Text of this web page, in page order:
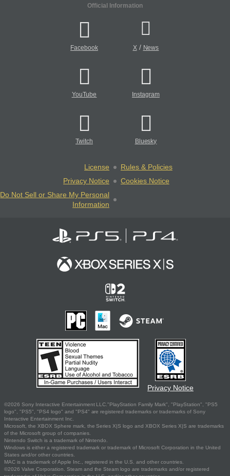
Official Information
Facebook X/ News
YouTube Instagram
Twitch Bluesky
License
Rules & Policies
Privacy Notice
Cookies Notice
Do Not Sell or Share My Personal
Information
Privacy Notice
©2026 Sony Interactive Entertainment LLC."PlayStation Family Mark", "PlayStation", "PS5
logo", "PS5", "PS4 logo" and "PS4" are registered trademarks or trademarks of Sony
Interactive Entertainment Inc.
Microsoft, the XBOX Sphere mark, the Series X|S logo and XBOX Series X|S are trademarks
of the Microsoft group of companies.
Nintendo Switch is a trademark of Nintendo.
Windows is either a registered trademark or trademark of Microsoft Corporation in the United
States and/or other countries.
MAC is a trademark of Apple Inc., registered in the U.S. and other countries.
©2026 Valve Corporation. Steam and the Steam logo are trademarks and/or registered